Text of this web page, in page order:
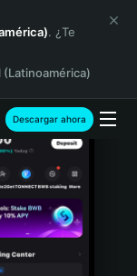
. ¿Te
Descargar ahora